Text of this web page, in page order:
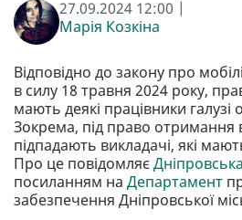
27.09.2024 12:00 |
Марія Козкіна
Відповідно до закону про
в силу 18 травня 2024 року,
мають деякі працівники галузі
Зокрема, під право отримання
підпадають викладачі, які
Про це повідомляє
посиланням на Департамент
забезпечення Дніпровської